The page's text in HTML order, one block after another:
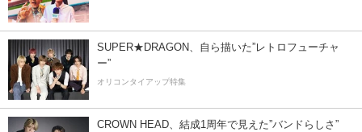
SUPER★DRAGON、自ら描いた”レトロフューチャ
ー”
オリコンタイアップ特集
CROWN HEAD、結成1周年で見えた”バンドらしさ”